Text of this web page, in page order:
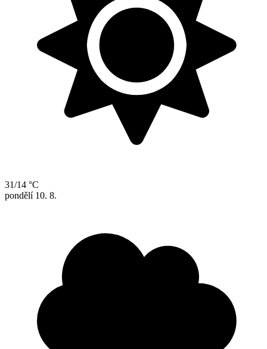
31/14 °C
pondělí 10. 8.